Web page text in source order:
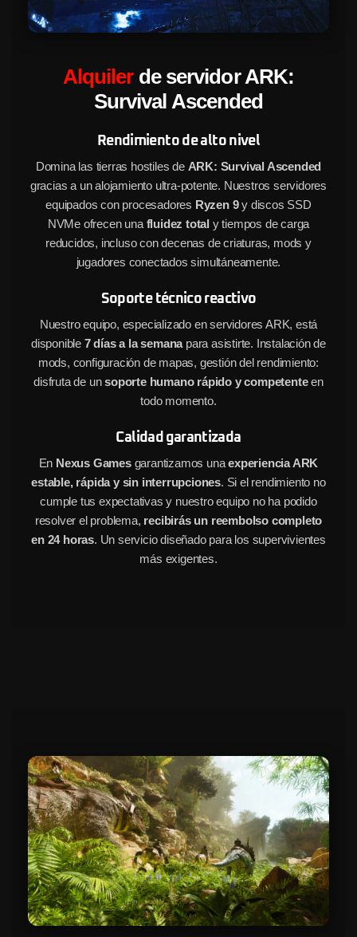
Alquilerde servidor ARK:
Survival Ascended
Rendimiento de alto nivel
Domina las tierras hostiles de ARK: Survival Ascended
gracias a un alojamiento ultra-potente. Nuestros servidores
equipados con procesadores Ryzen 9y discos SSD
NVMe ofrecen unafluidez total y tiempos de carga
reducidos, incluso con decenas de criaturas, mods y
jugadores conectados simultáneamente.
Soporte técnico reactivo
Nuestro equipo, especializado en servidores ARK, está
disponible 7 días a la semanapara asistirte. Instalación de
mods, configuración de mapas, gestión del rendimiento:
disfruta de unsoporte humano rápido y competenteen
todo momento.
Calidad garantizada
En Nexus Gamesgarantizamos unaexperiencia ARK
estable, rápida y sin interrupciones. Si el rendimiento no
cumple tus expectativas y nuestro equipo no ha podido
resolver el problema, recibirás un reembolso completo
en 24 horas. Un servicio diseñado para los supervivientes
más exigentes.